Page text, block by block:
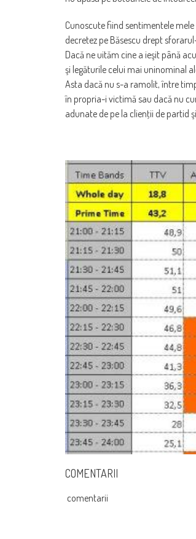
Cunoscute fiind sentimentele
decretez pe Băsescu drept
Dacă ne uităm cine a ieşit până
şi legăturile celui mai uninominal
Asta dacă nu s-a ramolit, între
în propria-i victimă sau dacă nu
adunate de pe la clienţii de partid
COMENTARII
comentarii